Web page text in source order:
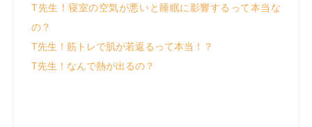
T先生！寝室の空気が悪いと睡眠に影響するって本当な
の？
T先生！筋トレで肌が若返るって本当！？
T先生！なんで熱が出るの？